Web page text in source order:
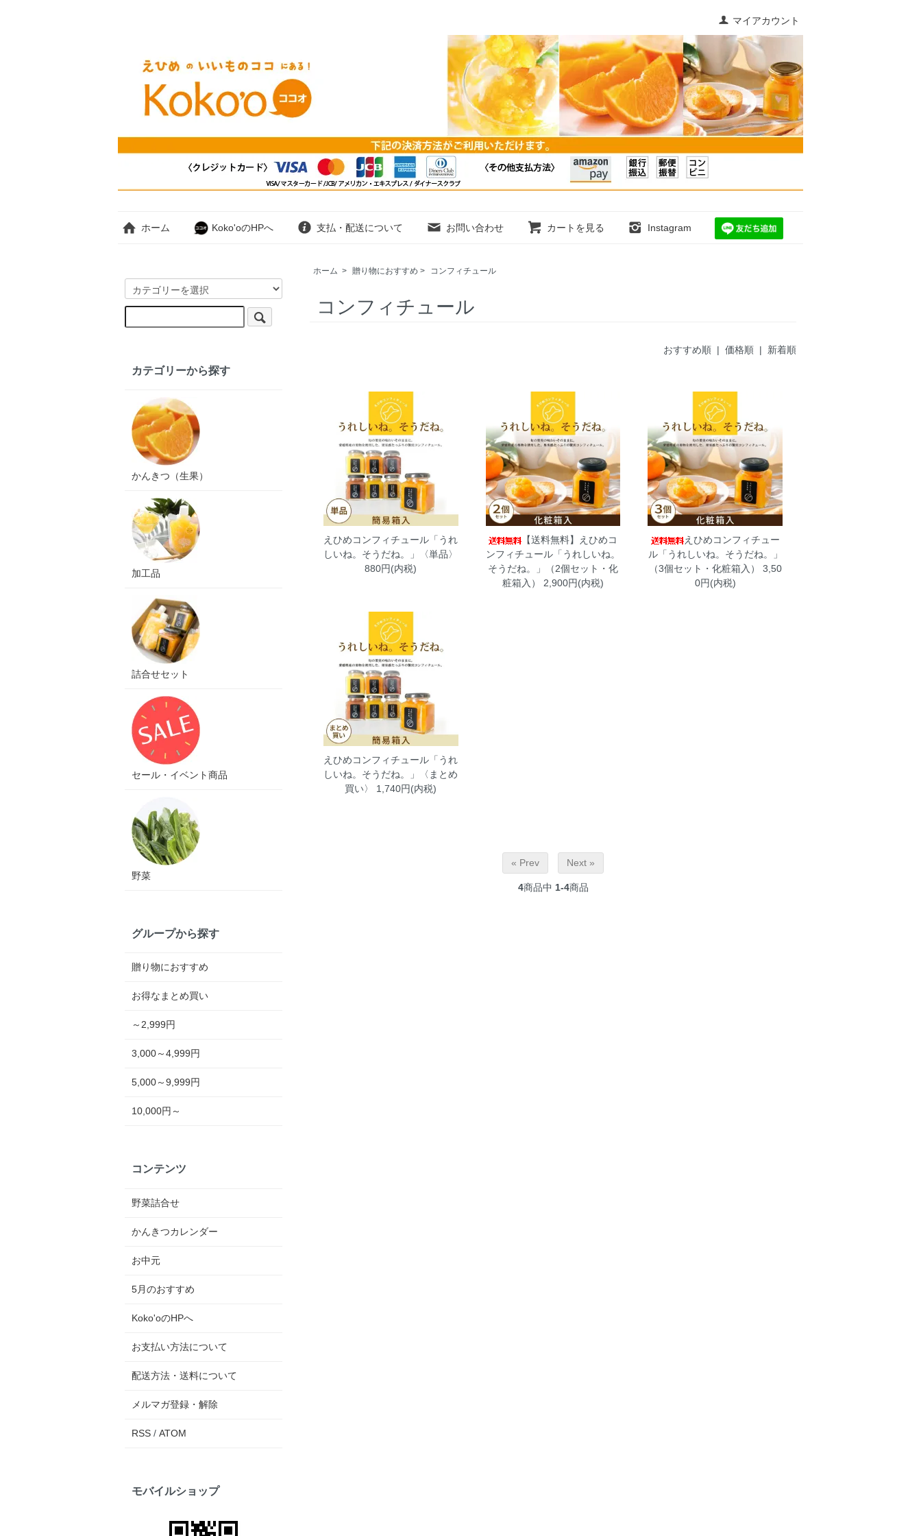
マイアカウント
ホーム Koko'oのHPへ 支払・配送について お問い合わせ カートを見る Instagram
ホーム > 贈り物におすすめ > コンフィチュール
コンフィチュール
おすすめ順 | 価格順 | 新着順
えひめコンフィチュール「うれ
しいね。そうだね。」〈単品〉
880円(内税)
【送料無料】えひめコ
ンフィチュール「うれしいね。
そうだね。」（2個セット・化
粧箱入）
2,900円(内税)
えひめコンフィチュー
ル「うれしいね。そうだね。」
（3個セット・化粧箱入）
3,50
0円(内税)
えひめコンフィチュール「うれ
しいね。そうだね。」〈まとめ
買い〉
1,740円(内税)
« Prev Next »
4商品中 1-4商品
カテゴリーから探す
かんきつ（生果）
加工品
詰合せセット
セール・イベント商品
野菜
グループから探す
贈り物におすすめ
お得なまとめ買い
～2,999円
3,000～4,999円
5,000～9,999円
10,000円～
コンテンツ
野菜詰合せ
かんきつカレンダー
お中元
5月のおすすめ
Koko'oのHPへ
お支払い方法について
配送方法・送料について
メルマガ登録・解除
RSS / ATOM
モバイルショップ